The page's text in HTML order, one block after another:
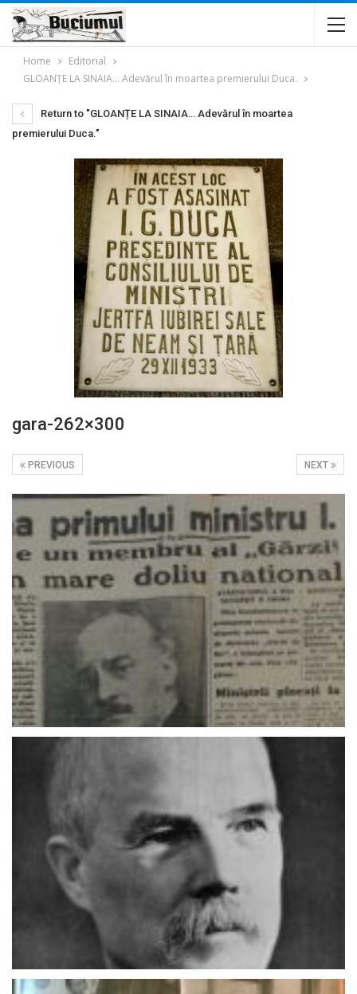
Home
Editorial
GLOANȚE LA SINAIA… Adevărul în moartea premierului Duca.
Return to "GLOANȚE LA SINAIA… Adevărul în moartea
premierului Duca."
gara-262×300
NEXT
PREVIOUS